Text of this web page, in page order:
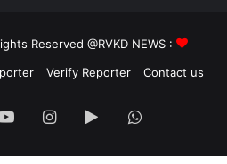
Reserved @RVKD NEWS :
Verify Reporter Contact us
YouTubeInstagram
Google
Play
WhatsApp